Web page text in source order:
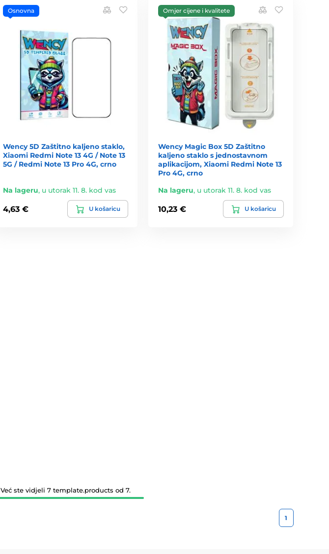
Osnovna
Wency 5D Zaštitno kaljeno staklo,
Xiaomi Redmi Note 13 4G / Note 13
5G / Redmi Note 13 Pro 4G, crno
Na lageru, u utorak 11. 8. kod vas
4,63 € U košaricu
Omjer cijene i kvalitete
Wency Magic Box 5D Zaštitno
kaljeno staklo s jednostavnom
aplikacijom, Xiaomi Redmi Note 13
Pro 4G, crno
Na lageru, u utorak 11. 8. kod vas
10,23 € U košaricu
Već ste vidjeli 7 template.products od 7.
1